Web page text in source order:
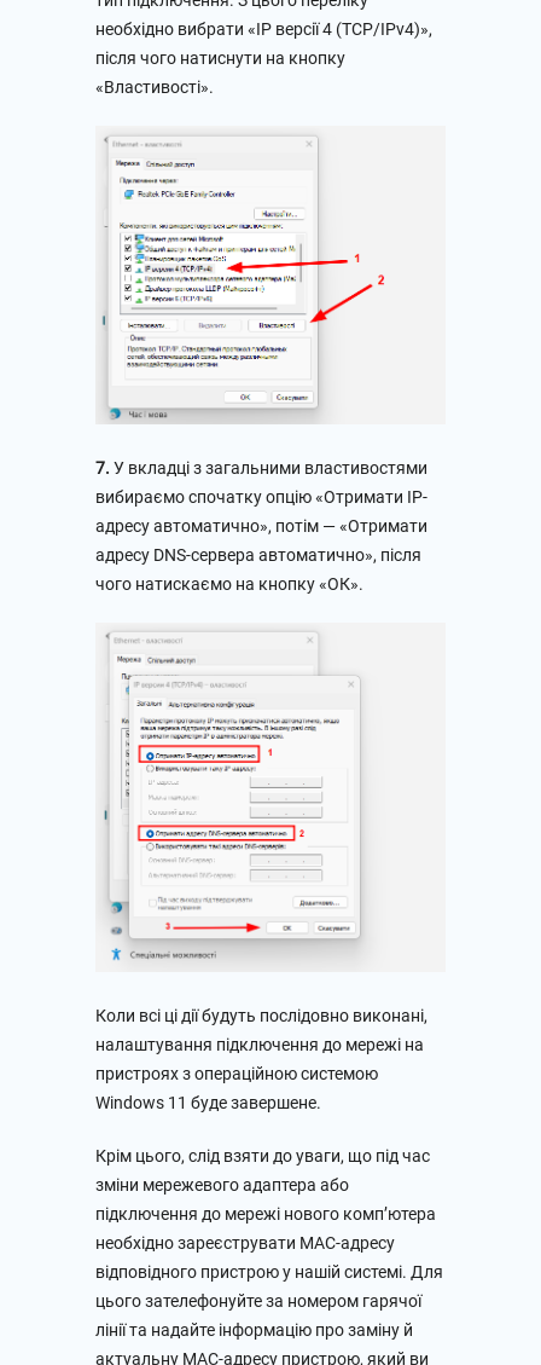
необхідно вибрати «IP версії 4 (ТСР/ІРv4)»,
після чого натиснути на кнопку
«Властивості».
7. У вкладці з загальними властивостями
вибираємо спочатку опцію «Отримати IP-
адресу автоматично», потім — «Отримати
адресу DNS-сервера автоматично», після
чого натискаємо на кнопку «ОК».
Коли всі ці дії будуть послідовно виконані,
налаштування підключення до мережі на
пристроях з операційною системою
Windows 11 буде завершене.
Крім цього, слід взяти до уваги, що під час
зміни мережевого адаптера або
підключення до мережі нового комп’ютера
необхідно зареєструвати МАС-адресу
відповідного пристрою у нашій системі. Для
цього зателефонуйте за номером гарячої
лінії та надайте інформацію про заміну й
актуальну МАС-адресу пристрою, який ви